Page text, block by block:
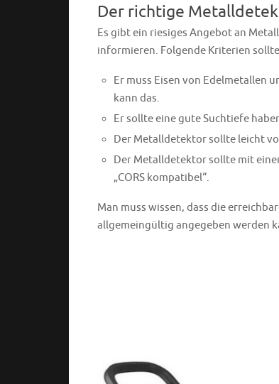
Der richtige
Es gibt ein riesiges Angebot an
informieren. Folgende Kriterien
Er muss Eisen von Edelmetallen
kann das.
Er sollte eine gute Suchtiefe
Der Metalldetektor sollte leicht
Der Metalldetektor sollte mit
„CORS kompatibel“.
Man muss wissen, dass die
allgemeingültig angegeben werden